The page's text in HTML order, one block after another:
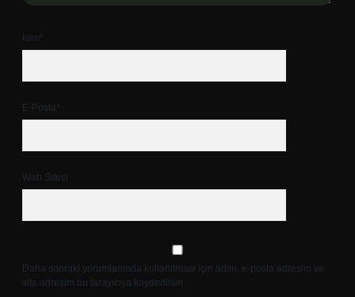
İsim*
E-Posta*
Web Sitesi
Daha sonraki yorumlarımda kullanılması için adım, e-posta adresim ve
site adresim bu tarayıcıya kaydedilsin.